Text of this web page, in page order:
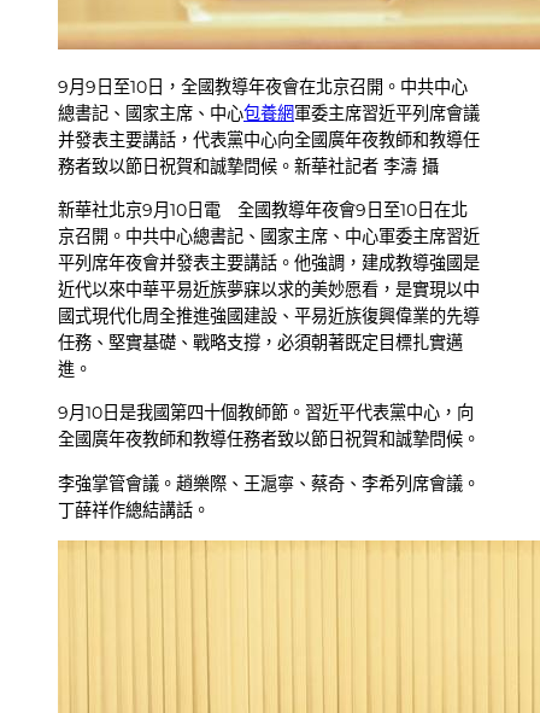
9月9日至10日，全國教導年夜會在北京召開。中共中心
總書記、國家主席、中心包養網軍委主席習近平列席會議
并發表主要講話，代表黨中心向全國廣年夜教師和教導任
務者致以節日祝賀和誠摯問候。新華社記者 李濤 攝
新華社北京9月10日電 全國教導年夜會9日至10日在北
京召開。中共中心總書記、國家主席、中心軍委主席習近
平列席年夜會并發表主要講話。他強調，建成教導強國是
近代以來中華平易近族夢寐以求的美妙愿看，是實現以中
國式現代化周全推進強國建設、平易近族復興偉業的先導
任務、堅實基礎、戰略支撐，必須朝著既定目標扎實邁
進。
9月10日是我國第四十個教師節。習近平代表黨中心，向
全國廣年夜教師和教導任務者致以節日祝賀和誠摯問候。
李強掌管會議。趙樂際、王滬寧、蔡奇、李希列席會議。
丁薛祥作總結講話。